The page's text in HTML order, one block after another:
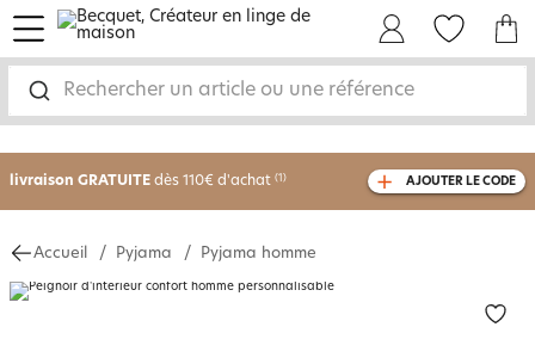
Rechercher un article ou une référence
menu
-30% sur votre commandedès 2 articles
livraison GRATUITE dès 110€ d'achat (1) AJOUTER LE CODE
Accueil Pyjama Pyjama homme